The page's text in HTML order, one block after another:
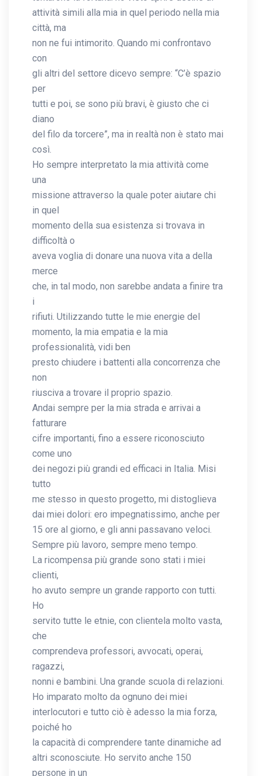
attività simili alla mia in quel periodo nella mia
città, ma
non ne fui intimorito. Quando mi confrontavo
con
gli altri del settore dicevo sempre: “C’è spazio
per
tutti e poi, se sono più bravi, è giusto che ci
diano
del filo da torcere”, ma in realtà non è stato mai
così.
Ho sempre interpretato la mia attività come
una
missione attraverso la quale poter aiutare chi
in quel
momento della sua esistenza si trovava in
difficoltà o
aveva voglia di donare una nuova vita a della
merce
che, in tal modo, non sarebbe andata a finire tra
i
rifiuti. Utilizzando tutte le mie energie del
momento, la mia empatia e la mia
professionalità, vidi ben
presto chiudere i battenti alla concorrenza che
non
riusciva a trovare il proprio spazio.
Andai sempre per la mia strada e arrivai a
fatturare
cifre importanti, fino a essere riconosciuto
come uno
dei negozi più grandi ed efficaci in Italia. Misi
tutto
me stesso in questo progetto, mi distoglieva
dai miei dolori: ero impegnatissimo, anche per
15 ore al giorno, e gli anni passavano veloci.
Sempre più lavoro, sempre meno tempo.
La ricompensa più grande sono stati i miei
clienti,
ho avuto sempre un grande rapporto con tutti.
Ho
servito tutte le etnie, con clientela molto vasta,
che
comprendeva professori, avvocati, operai,
ragazzi,
nonni e bambini. Una grande scuola di relazioni.
Ho imparato molto da ognuno dei miei
interlocutori e tutto ciò è adesso la mia forza,
poiché ho
la capacità di comprendere tante dinamiche ad
altri sconosciute. Ho servito anche 150
persone in un